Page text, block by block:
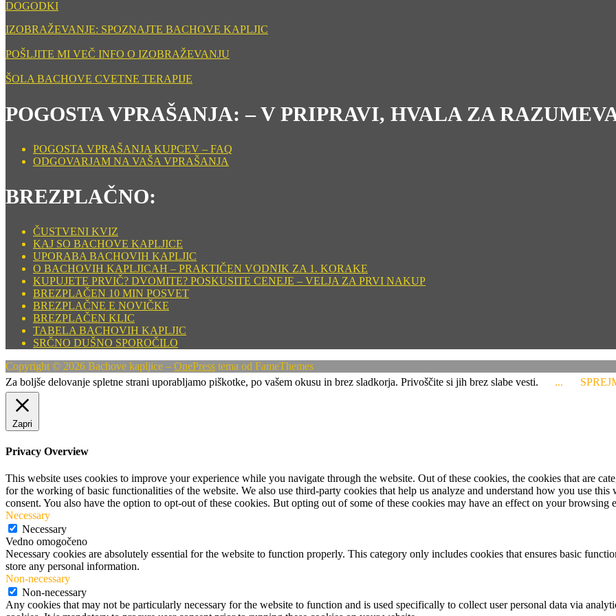
DOGODKI
IZOBRAŽEVANJE: SPOZNAJTE BACHOVE KAPLJIC
POŠLJITE MI VEČ INFO O IZOBRAŽEVANJU
ŠOLA BACHOVE CVETNE TERAPIJE
POGOSTA VPRAŠANJA: – V PRIPRAVI, HVALA ZA
POGOSTA VPRAŠANJA KUPCEV – FAQ
ODGOVARJAM NA VAŠA VPRAŠANJA
BREZPLAČNO:
ČUSTVENI KVIZ
KAJ SO BACHOVE KAPLJICE
UPORABA BACHOVIH KAPLJIC
O BACHOVIH KAPLJICAH – PRAKTIČEN VODNIK ZA 1. KORAKE
KUPUJETE PRVIČ? DVOMITE? POSKUSITE CENEJE – VELJA ZA PRVI NAKUP
BREZPLAČEN 10 MIN POSVET
BREZPLAČNE E NOVIČKE
BREZPLAČEN KLIC
TABELA BACHOVIH KAPLJIC
SRČNO DUŠNO SPOROČILO
Copyright © 2026 Bachove kapljice – OnePress tema od FameThemes
Za boljše delovanje spletne strani uporabljamo piškotke, po vašem okusu in brez sladkorja. Privoščite si jih brez slabe vesti.
...
Zapri
Privacy Overview
This website uses cookies to improve your experience while you navigate through the website. Out of these cookies, the cookies that are
for the working of basic functionalities of the website. We also use third-party cookies that help us analyze and understand how you use
consent. You also have the option to opt-out of these cookies. But opting out of some of these cookies may have an effect on your browsing
Necessary
Necessary
Vedno omogočeno
Necessary cookies are absolutely essential for the website to function properly. This category only includes cookies that ensures basic
store any personal information.
Non-necessary
Non-necessary
Any cookies that may not be particularly necessary for the website to function and is used specifically to collect user personal data via